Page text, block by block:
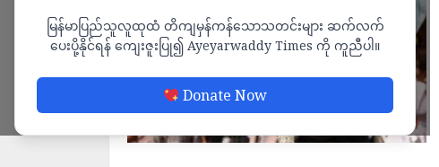
မြန်မာပြည်သူလူထုထံ တိကျမှန်ကန်သောသတင်းများ ဆက်လက်
ပေးပို့နိုင်ရန် ကျေးဇူးပြု၍ Ayeyarwaddy Times ကို ကူညီပါ။
Donate Now